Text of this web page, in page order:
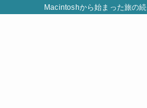
Macintoshから始まった旅の